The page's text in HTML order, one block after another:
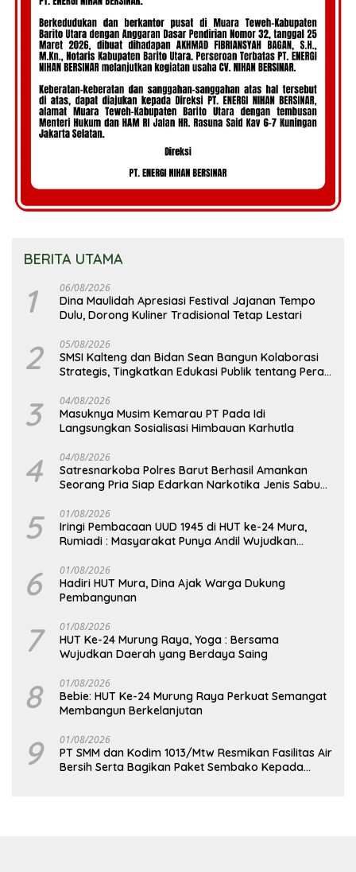
BERITA UTAMA
1 06/08/2026
Dina Maulidah Apresiasi Festival Jajanan Tempo
Dulu, Dorong Kuliner Tradisional Tetap Lestari
2 05/08/2026
SMSI Kalteng dan Bidan Sean Bangun Kolaborasi
Strategis, Tingkatkan Edukasi Publik tentang Peran
3 04/08/2026
Masuknya Musim Kemarau PT Pada Idi
Langsungkan Sosialisasi Himbauan Karhutla
4 04/08/2026
Satresnarkoba Polres Barut Berhasil Amankan
Seorang Pria Siap Edarkan Narkotika Jenis Sabu
5 01/08/2026
Iringi Pembacaan UUD 1945 di HUT ke-24 Mura,
Rumiadi : Masyarakat Punya Andil Wujudkan
6 01/08/2026
Hadiri HUT Mura, Dina Ajak Warga Dukung
Pembangunan
7 01/08/2026
HUT Ke-24 Murung Raya, Yoga : Bersama
Wujudkan Daerah yang Berdaya Saing
8 01/08/2026
Bebie: HUT Ke-24 Murung Raya Perkuat Semangat
Membangun Berkelanjutan
9 01/08/2026
PT SMM dan Kodim 1013/Mtw Resmikan Fasilitas Air
Bersih Serta Bagikan Paket Sembako Kepada